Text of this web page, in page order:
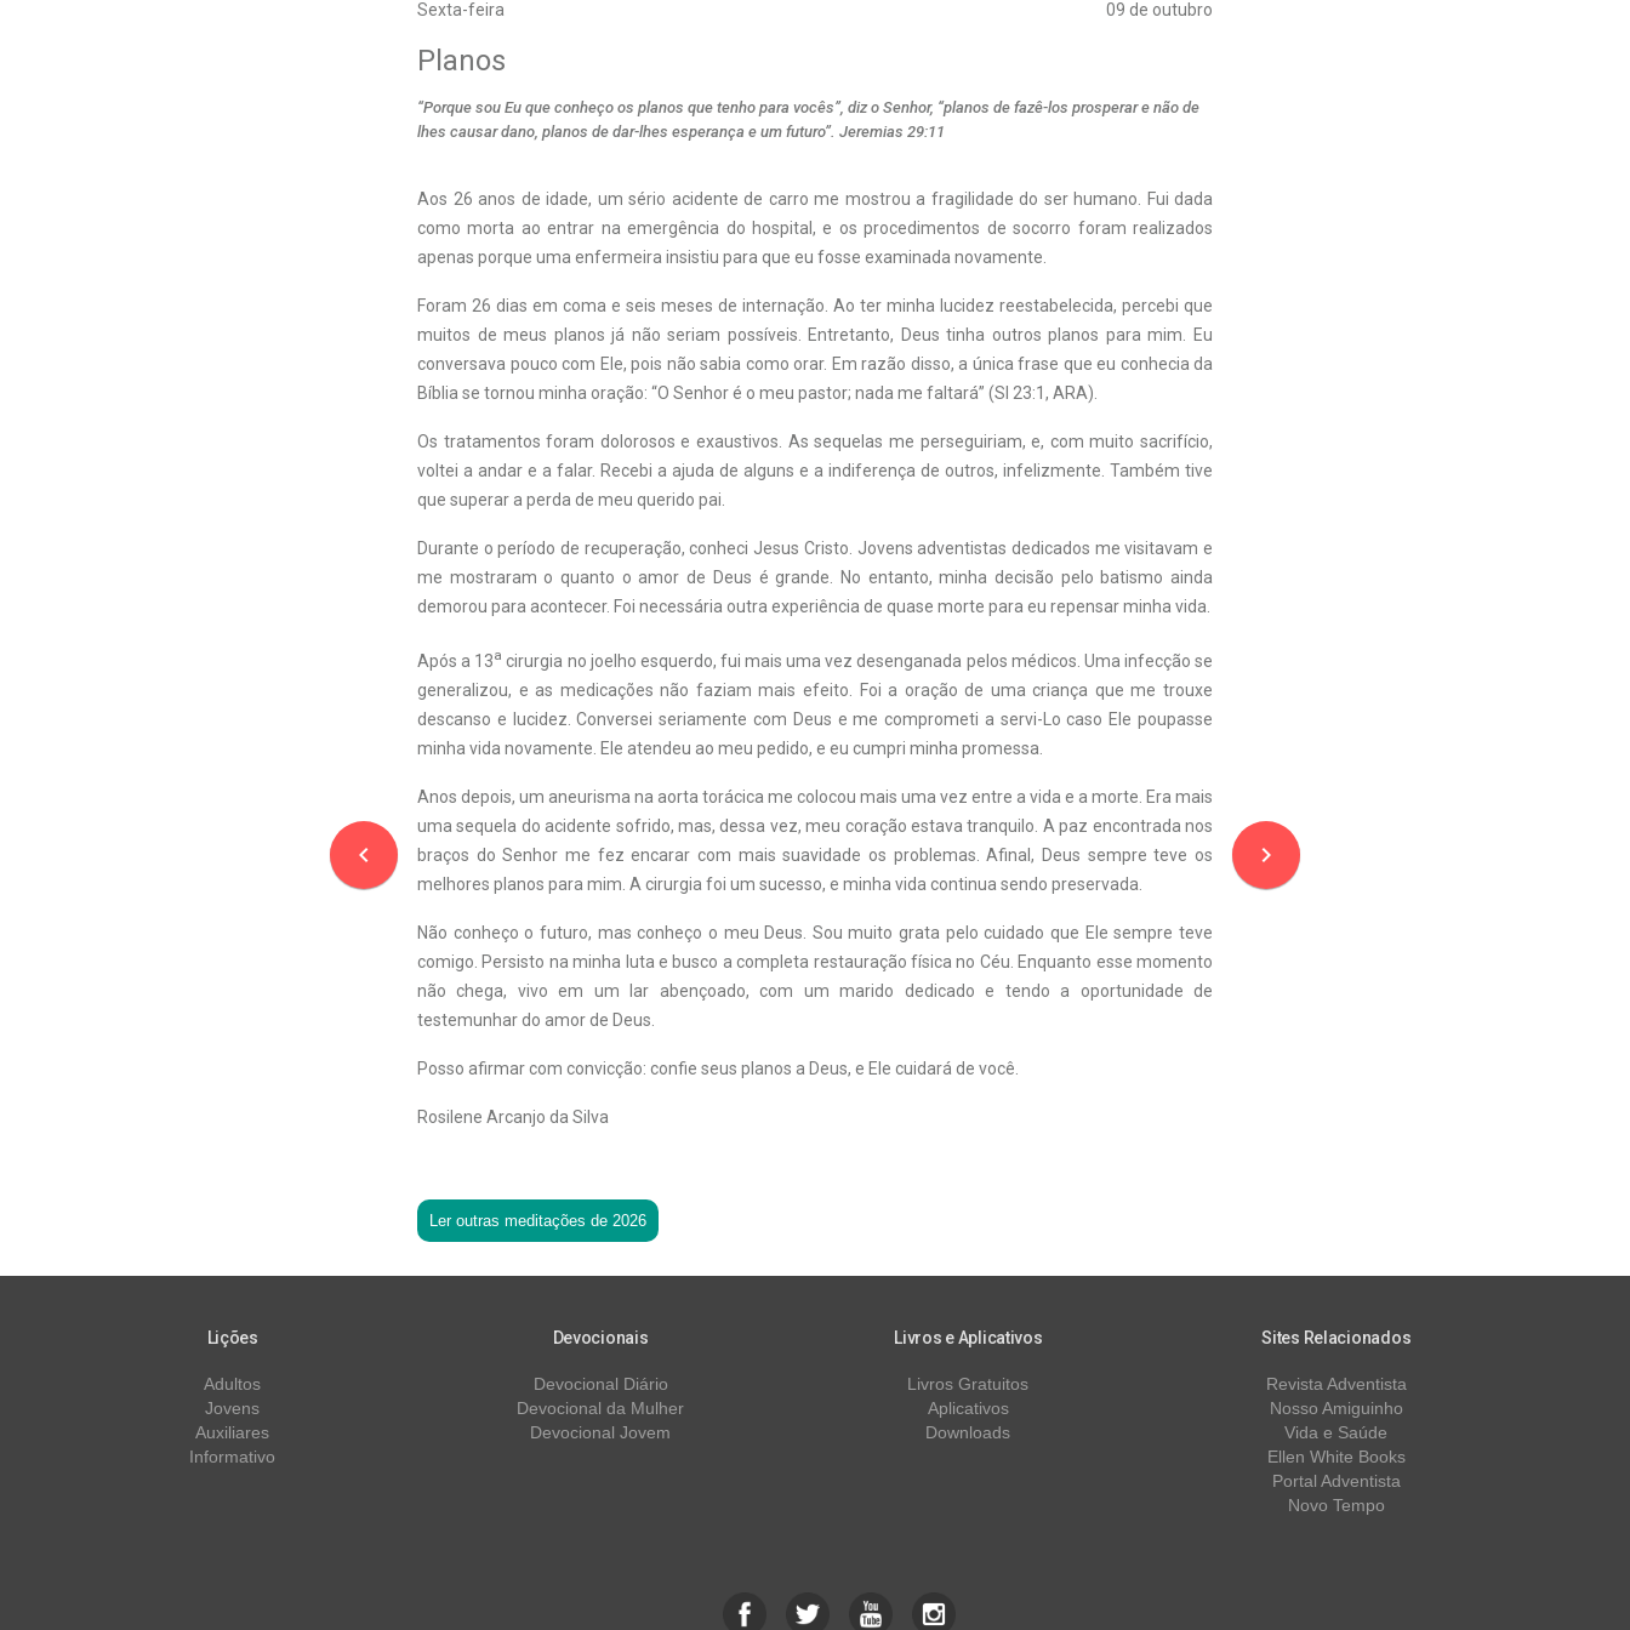
Sexta-feira 09 de outubro
navigate_before
Planos
“Porque sou Eu que conheço os planos que tenho para vocês”, diz o Senhor, “planos de fazê-los prosperar e não de
lhes causar dano, planos de dar-lhes esperança e um futuro”. Jeremias 29:11
Aos 26 anos de idade, um sério acidente de carro me mostrou a fragilidade do ser humano. Fui dada
como morta ao entrar na emergência do hospital, e os procedimentos de socorro foram realizados
apenas porque uma enfermeira insistiu para que eu fosse examinada novamente.
Foram 26 dias em coma e seis meses de internação. Ao ter minha lucidez reestabelecida, percebi que
muitos de meus planos já não seriam possíveis. Entretanto, Deus tinha outros planos para mim. Eu
conversava pouco com Ele, pois não sabia como orar. Em razão disso, a única frase que eu conhecia da
Bíblia se tornou minha oração: “O Senhor é o meu pastor; nada me faltará” (Sl 23:1, ARA).
Os tratamentos foram dolorosos e exaustivos. As sequelas me perseguiriam, e, com muito sacrifício,
voltei a andar e a falar. Recebi a ajuda de alguns e a indiferença de outros, infelizmente. Também tive
que superar a perda de meu querido pai.
Durante o período de recuperação, conheci Jesus Cristo. Jovens adventistas dedicados me visitavam e
me mostraram o quanto o amor de Deus é grande. No entanto, minha decisão pelo batismo ainda
demorou para acontecer. Foi necessária outra experiência de quase morte para eu repensar minha vida.
Após a 13a cirurgia no joelho esquerdo, fui mais uma vez desenganada pelos médicos. Uma infecção se
generalizou, e as medicações não faziam mais efeito. Foi a oração de uma criança que me trouxe
descanso e lucidez. Conversei seriamente com Deus e me comprometi a servi-Lo caso Ele poupasse
minha vida novamente. Ele atendeu ao meu pedido, e eu cumpri minha promessa.
Anos depois, um aneurisma na aorta torácica me colocou mais uma vez entre a vida e a morte. Era mais
uma sequela do acidente sofrido, mas, dessa vez, meu coração estava tranquilo. A paz encontrada nos
braços do Senhor me fez encarar com mais suavidade os problemas. Afinal, Deus sempre teve os
melhores planos para mim. A cirurgia foi um sucesso, e minha vida continua sendo preservada.
Não conheço o futuro, mas conheço o meu Deus. Sou muito grata pelo cuidado que Ele sempre teve
comigo. Persisto na minha luta e busco a completa restauração física no Céu. Enquanto esse momento
não chega, vivo em um lar abençoado, com um marido dedicado e tendo a oportunidade de
testemunhar do amor de Deus.
Posso afirmar com convicção: confie seus planos a Deus, e Ele cuidará de você.
Rosilene Arcanjo da Silva
Ler outras meditações de 2026
navigate_next
Lições
Adultos
Jovens
Auxiliares
Informativo
Devocionais
Devocional Diário
Devocional da Mulher
Devocional Jovem
Livros e Aplicativos
Livros Gratuitos
Aplicativos
Downloads
Sites Relacionados
Revista Adventista
Nosso Amiguinho
Vida e Saúde
Ellen White Books
Portal Adventista
Novo Tempo